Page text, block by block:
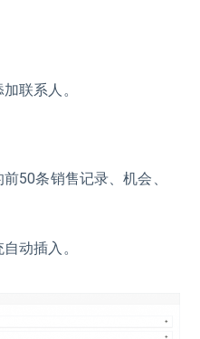
联系人。
50条销售记录、机会、
动插入。